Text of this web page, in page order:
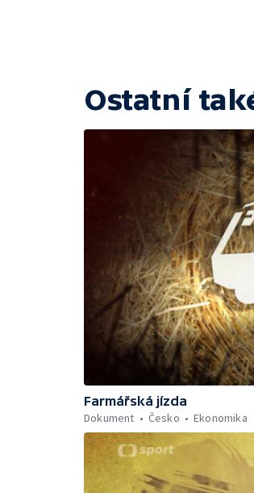
Ostatní
Farmářská jízda
Dokument
Česko Ekonomika